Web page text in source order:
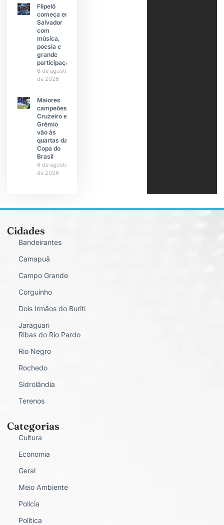
Flipelô
começa em
Salvador
com
música,
poesia e
grande
participação
6 de agosto
de 2026
Maiores
campeões,
Cruzeiro e
Grêmio
vão às
quartas da
Copa do
Brasil
6 de agosto
de 2026
Cidades
Bandeirantes
Camapuã
Campo Grande
Corguinho
Dois Irmãos do Buriti
Jaraguari
Ribas do Rio Pardo
Rio Negro
Rochedo
Sidrolândia
Terenos
Categorias
Cultura
Economia
Geral
Meio Ambiente
Polícia
Política